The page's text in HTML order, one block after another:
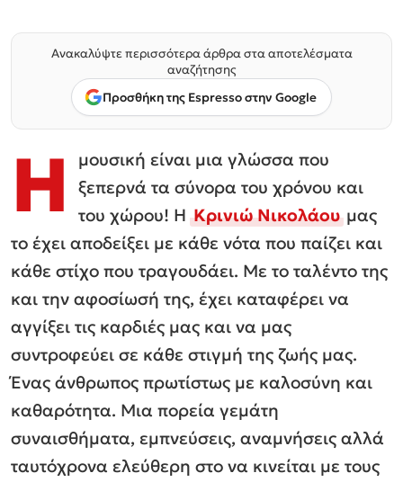
Ανακαλύψτε περισσότερα άρθρα στα αποτελέσματα
αναζήτησης
Προσθήκη της Espresso στην Google
Η
μουσική είναι μια γλώσσα που
ξεπερνά τα σύνορα του χρόνου και
του χώρου! ΗΚρινιώ Νικολάου μας
το έχει αποδείξει με κάθε νότα που παίζει και
κάθε στίχο που τραγουδάει. Με το ταλέντο της
και την αφοσίωσή της, έχει καταφέρει να
αγγίξει τις καρδιές μας και να μας
συντροφεύει σε κάθε στιγμή της ζωής μας.
Ένας άνθρωπος πρωτίστως με καλοσύνη και
καθαρότητα. Μια πορεία γεμάτη
συναισθήματα, εμπνεύσεις, αναμνήσεις αλλά
ταυτόχρονα ελεύθερη στο να κινείται με τους